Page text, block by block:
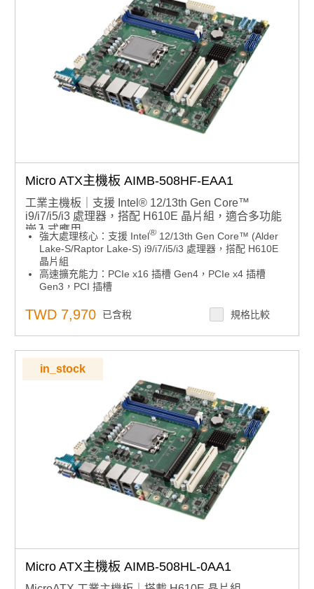
Micro ATX主機板 AIMB-508HF-EAA1
工業主機板｜支援 Intel® 12/13th Gen Core™
i9/i7/i5/i3 處理器，搭配 H610E 晶片組，適合多功能
嵌入式應用
強大處理核心：支援 Intel® 12/13th Gen Core™ (Alder
Lake-S/Raptor Lake-S) i9/i7/i5/i3 處理器，搭配 H610E
晶片組
高速擴充能力：PCIe x16 插槽 Gen4，PCIe x4 插槽
Gen3，PCI 插槽
SATAIII，x1 GbE LAN，x1 2.5GbE LAN，x1 M.2 M-Key
高容量記憶體支援：最多支援 64GB DDR4 3200MHz 記
憶體，搭配兩個 UDIMM 插槽
產品諮詢服務：規格諮詢 / 案場規劃 / 交期確認
TWD 7,970 已含稅 規格比較
in_stock
Micro ATX主機板 AIMB-508HL-0AA1